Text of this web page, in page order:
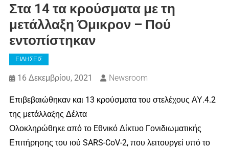
Στα 14 τα κρούσματα με τη
μετάλλαξη Όμικρον – Πού
εντοπίστηκαν
ΕΙΔΗΣΕΙΣ
16 Δεκεμβρίου, 2021 Newsroom
Επιβεβαιώθηκαν και 13 κρούσματα του στελέχους ΑΥ.4.2
της μετάλλαξης Δέλτα
Ολοκληρώθηκε από το Eθνικό Δίκτυο Γονιδιωματικής
Επιτήρησης του ιού SARS-CoV-2, που λειτουργεί υπό το